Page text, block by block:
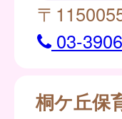
〒
03-
桐ケ丘保